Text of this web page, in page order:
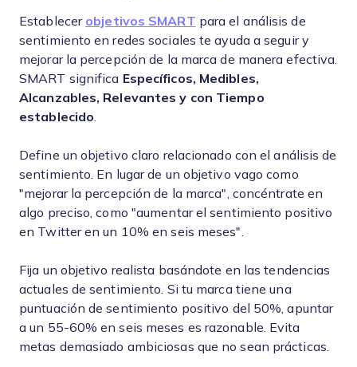
Establecer objetivos SMART para el análisis de
sentimiento en redes sociales te ayuda a seguir y
mejorar la percepción de la marca de manera efectiva.
SMART significa Específicos, Medibles,
Alcanzables, Relevantes y con Tiempo
establecido
Define un objetivo claro relacionado con el análisis de
sentimiento. En lugar de un objetivo vago como
"mejorar la percepción de la marca", concéntrate en
algo preciso, como "aumentar el sentimiento positivo
en Twitter en un 10% en seis meses".
Fija un objetivo realista basándote en las tendencias
actuales de sentimiento. Si tu marca tiene una
puntuación de sentimiento positivo del 50%, apuntar
a un 55-60% en seis meses es razonable. Evita
metas demasiado ambiciosas que no sean prácticas.